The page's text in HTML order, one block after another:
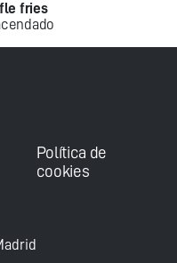
fries
Política de
cookies